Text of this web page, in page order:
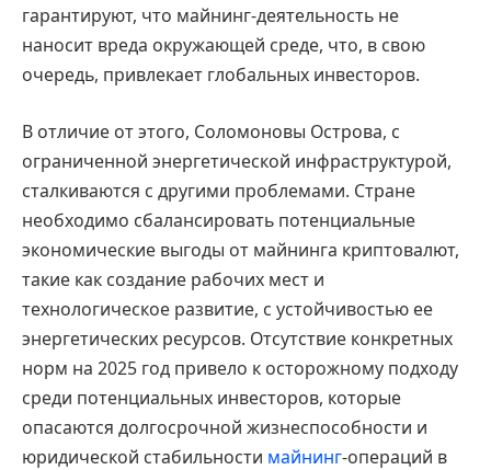
гарантируют, что майнинг-деятельность не
наносит вреда окружающей среде, что, в свою
очередь, привлекает глобальных инвесторов.
В отличие от этого, Соломоновы Острова, с
ограниченной энергетической инфраструктурой,
сталкиваются с другими проблемами. Стране
необходимо сбалансировать потенциальные
экономические выгоды от майнинга криптовалют,
такие как создание рабочих мест и
технологическое развитие, с устойчивостью ее
энергетических ресурсов. Отсутствие конкретных
норм на 2025 год привело к осторожному подходу
среди потенциальных инвесторов, которые
опасаются долгосрочной жизнеспособности и
юридической стабильности майнинг-операций в